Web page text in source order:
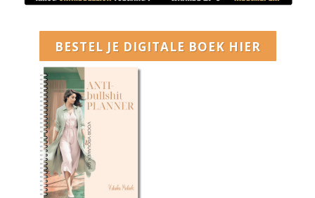
BESTEL JE DIGITALE BOEK HIER